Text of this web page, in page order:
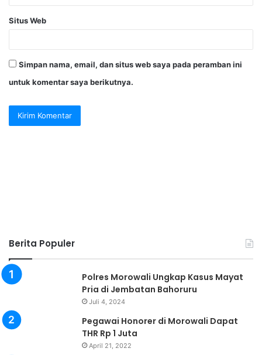
Situs Web
Simpan nama, email, dan situs web saya pada peramban ini
untuk komentar saya berikutnya.
Berita Populer
Polres Morowali Ungkap Kasus Mayat
Pria di Jembatan Bahoruru
Juli 4, 2024
Pegawai Honorer di Morowali Dapat
THR Rp 1 Juta
April 21, 2022